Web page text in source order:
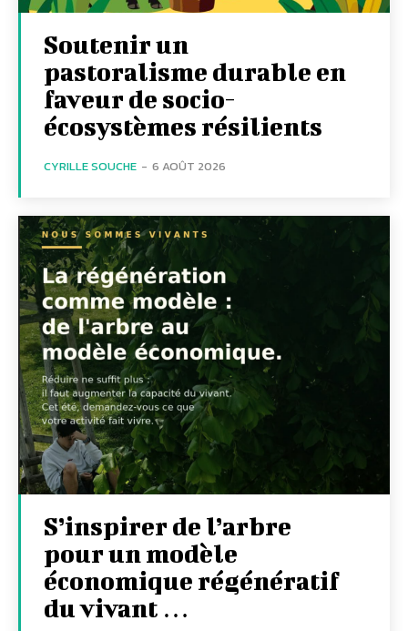
Soutenir un
pastoralisme durable en
faveur de socio-
écosystèmes résilients
CYRILLE SOUCHE - 6 AOÛT 2026
S’inspirer de l’arbre
pour un modèle
économique régénératif
du vivant …